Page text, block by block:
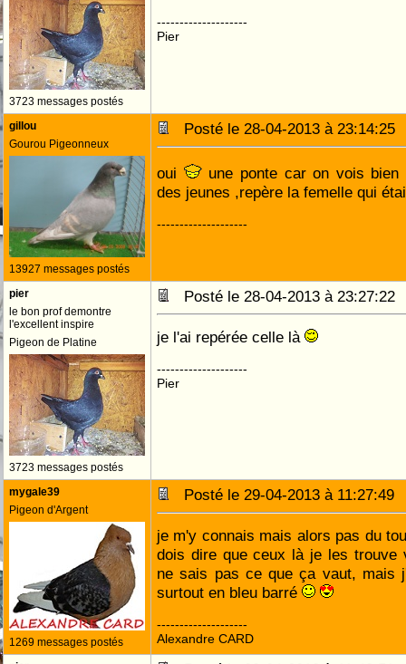
3723 messages postés
--------------------
Pier
gillou
Gourou Pigeonneux
13927 messages postés
Posté le 28-04-2013 à
oui
une ponte car on vois bien
des jeunes ,repère la femelle qui
--------------------
pier
le bon prof demontre
l'excellent inspire
Pigeon de Platine
3723 messages postés
Posté le 28-04-2013 à
je l'ai repérée celle là
--------------------
Pier
mygale39
Pigeon d'Argent
1269 messages postés
Posté le 29-04-2013 à
je m'y connais mais alors pas du
dois dire que ceux là je les trouve
ne sais pas ce que ça vaut, mais
surtout en bleu barré
--------------------
Alexandre CARD